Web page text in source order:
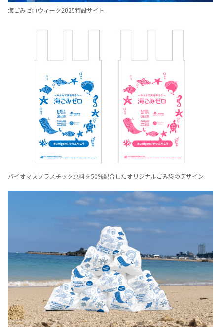
海ごみゼロウィーク2025特設サイト
バイオマスプラスチック原料を50%配合したオリジナルごみ袋のデザイン